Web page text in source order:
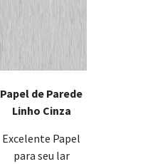
Papel de Parede
Linho Cinza
Excelente Papel
para seu lar